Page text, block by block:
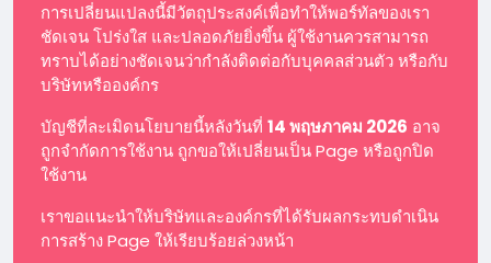
การเปลี่ยนแปลงนี้มีวัตถุประสงค์เพื่อทำให้พอร์ทัลของเรา
ชัดเจน โปร่งใส และปลอดภัยยิ่งขึ้น ผู้ใช้งานควรสามารถ
ทราบได้อย่างชัดเจนว่ากำลังติดต่อกับบุคคลส่วนตัว หรือกับ
บริษัทหรือองค์กร
บัญชีที่ละเมิดนโยบายนี้หลังวันที่ 14 พฤษภาคม 2026 อาจ
ถูกจำกัดการใช้งาน ถูกขอให้เปลี่ยนเป็น Page หรือถูกปิด
ใช้งาน
เราขอแนะนำให้บริษัทและองค์กรที่ได้รับผลกระทบดำเนิน
การสร้าง Page ให้เรียบร้อยล่วงหน้า